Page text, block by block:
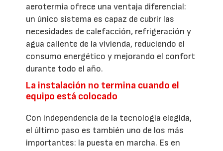
aerotermia ofrece una ventaja diferencial:
un único sistema es capaz de cubrir las
necesidades de calefacción, refrigeración y
agua caliente de la vivienda, reduciendo el
consumo energético y mejorando el confort
durante todo el año.
La instalación no termina cuando el
equipo está colocado
Con independencia de la tecnología elegida,
el último paso es también uno de los más
importantes: la puesta en marcha. Es en